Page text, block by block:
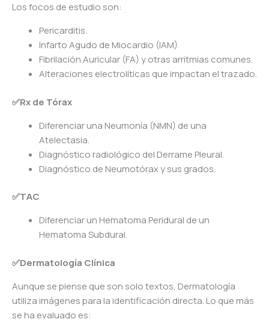
Los focos de estudio son:
Pericarditis.
Infarto Agudo de Miocardio (IAM).
Fibrilación Auricular (FA) y otras arritmias comunes.
Alteraciones electrolíticas que impactan el trazado.
✅Rx de Tórax
Diferenciar una Neumonía (NMN) de una
Atelectasia.
Diagnóstico radiológico del Derrame Pleural.
Diagnóstico de Neumotórax y sus grados.
✅TAC
Diferenciar un Hematoma Peridural de un
Hematoma Subdural.
✅Dermatología Clínica
Aunque se piense que son solo textos, Dermatología
utiliza imágenes para la identificación directa. Lo que más
se ha evaluado es: